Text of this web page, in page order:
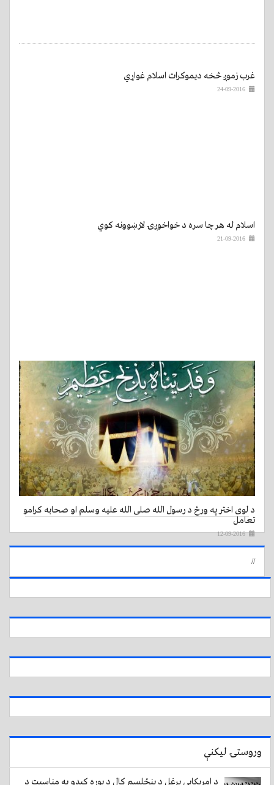
غرب زموږ څخه ديموکرات اسلام غواړي
24-09-2016
اسلام له هر چا سره د خواخوږۍ لارښوونه کوي
21-09-2016
د لوی اختر په ورځ د رسول الله صلی الله علیه وسلم او صحابه کرامو
تعامل
12-09-2016
//
وروستۍ لیکنې
د امریکایي یرغل د پنځلسم کال د پوره کیدو په مناسبت د